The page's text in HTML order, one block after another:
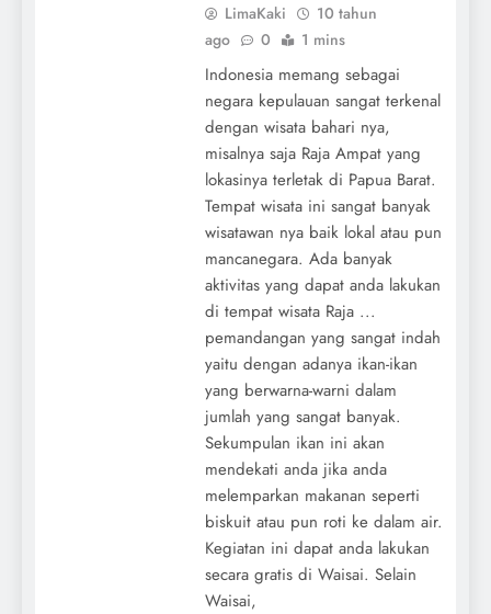
LimaKaki
10 tahun
ago
0 1 mins
Indonesia memang sebagai
negara kepulauan sangat terkenal
dengan wisata bahari nya,
misalnya saja Raja Ampat yang
lokasinya terletak di Papua Barat.
Tempat wisata ini sangat banyak
wisatawan nya baik lokal atau pun
mancanegara. Ada banyak
aktivitas yang dapat anda lakukan
di tempat wisata Raja ...
pemandangan yang sangat indah
yaitu dengan adanya ikan-ikan
yang berwarna-warni dalam
jumlah yang sangat banyak.
Sekumpulan ikan ini akan
mendekati anda jika anda
melemparkan makanan seperti
biskuit atau pun roti ke dalam air.
Kegiatan ini dapat anda lakukan
secara gratis di Waisai. Selain
Waisai,